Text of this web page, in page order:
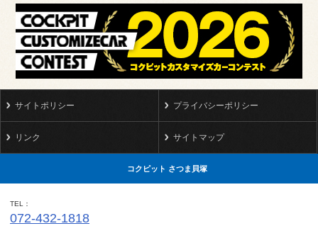
サイトポリシー プライバシーポリシー
リンク サイトマップ
コクピット さつま貝塚
TEL
072-432-1818